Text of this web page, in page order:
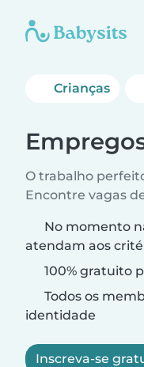
Crianças
O trabalho
Encontre vagas
No momento
atendam aos
100% gratuito
Todos os
identidade
Inscreva-se